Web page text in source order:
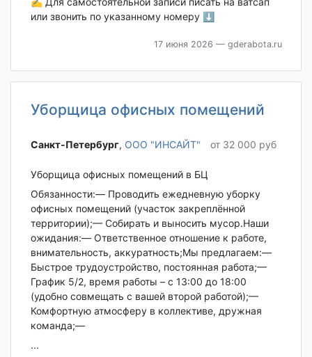
или звонить по указанному номеру ⬇️
17 июня 2026 — gderabota.ru
Уборщица офисных помещений
Санкт-Петербург‎, ООО "ИНСАЙТ" от 32 000 руб
Уборщица офисных помещений в БЦ
Обязанности:— Проводить ежедневную уборку
офисных помещений (участок закреплённой
территории);— Собирать и выносить мусор.Наши
ожидания:— Ответственное отношение к работе,
внимательность, аккуратность;Мы предлагаем:—
Быстрое трудоустройство, постоянная работа;—
График 5/2, время работы – с 13:00 до 18:00
(удобно совмещать с вашей второй работой);—
Комфортную атмосферу в коллективе, дружная
команда;—
...